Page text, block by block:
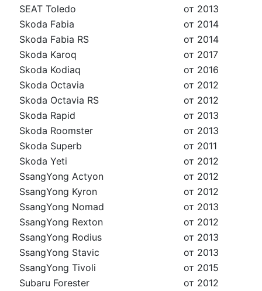
SEAT Toledo
от 2013
Skoda Fabia
от 2014
Skoda Fabia RS
от 2014
Skoda Karoq
от 2017
Skoda Kodiaq
от 2016
Skoda Octavia
от 2012
Skoda Octavia RS
от 2012
Skoda Rapid
от 2013
Skoda Roomster
от 2013
Skoda Superb
от 2011
Skoda Yeti
от 2012
SsangYong Actyon
от 2012
SsangYong Kyron
от 2012
SsangYong Nomad
от 2013
SsangYong Rexton
от 2012
SsangYong Rodius
от 2013
SsangYong Stavic
от 2013
SsangYong Tivoli
от 2015
Subaru Forester
от 2012